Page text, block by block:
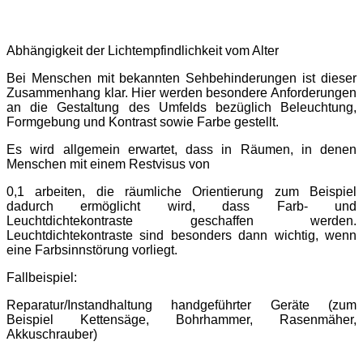
Abhängigkeit der Lichtempfindlichkeit vom Alter
Bei Menschen mit bekannten Sehbehinderungen ist dieser
Zusammenhang klar. Hier werden besondere Anforderungen
an die Gestaltung des Umfelds bezüglich Beleuchtung,
Formgebung und Kontrast sowie Farbe gestellt.
Es wird allgemein erwartet, dass in Räumen, in denen
Menschen mit einem Restvisus von
0,1 arbeiten, die räumliche Orientierung zum Beispiel
dadurch ermöglicht wird, dass Farb- und
Leuchtdichtekontraste geschaffen werden.
Leuchtdichtekontraste sind besonders dann wichtig, wenn
eine Farbsinnstörung vorliegt.
Fallbeispiel:
Reparatur/Instandhaltung handgeführter Geräte (zum
Beispiel Kettensäge, Bohrhammer, Rasenmäher,
Akkuschrauber)